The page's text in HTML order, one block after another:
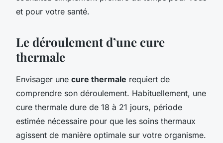
et pour votre santé.
Le déroulement d’une cure
thermale
Envisager une cure thermale requiert de
comprendre son déroulement. Habituellement, une
cure thermale dure de 18 à 21 jours, période
estimée nécessaire pour que les soins thermaux
agissent de manière optimale sur votre organisme.